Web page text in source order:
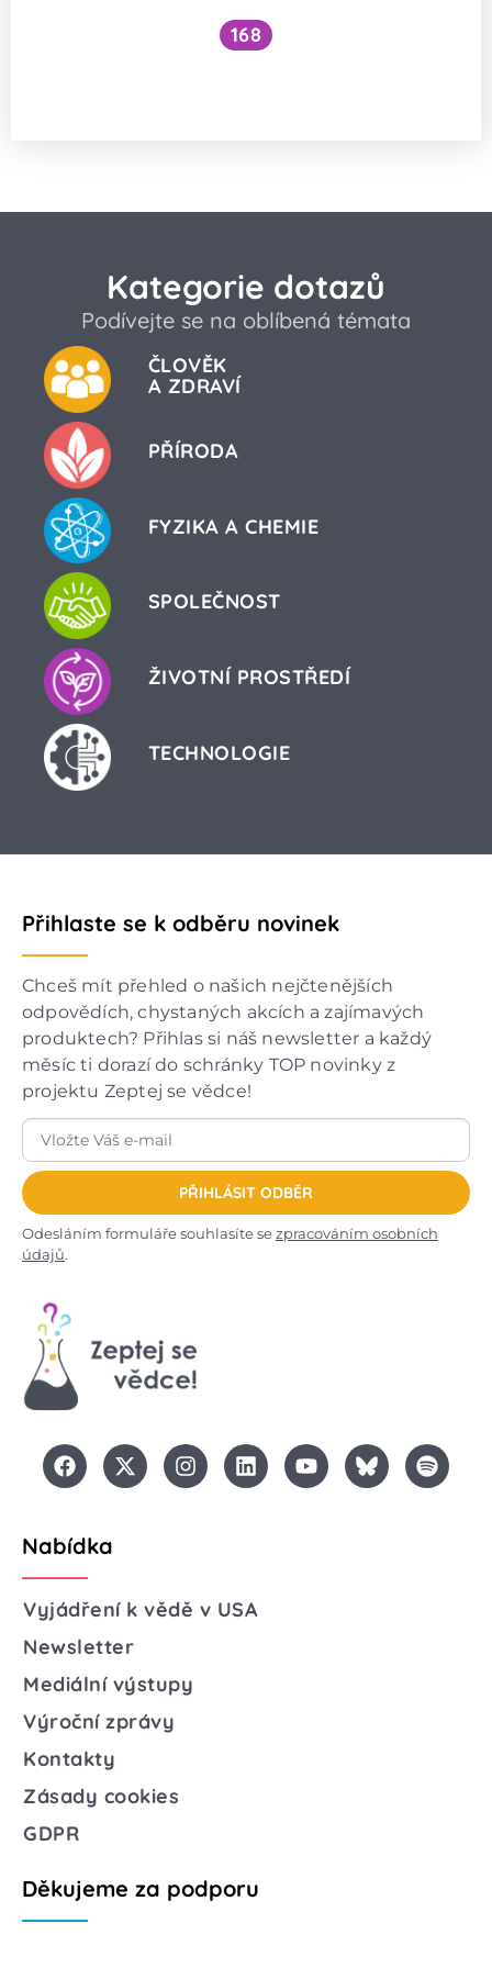
168
Kategorie dotazů
Podívejte se na oblíbená témata
ČLOVĚK
A ZDRAVÍ
PŘÍRODA
FYZIKA A CHEMIE
SPOLEČNOST
ŽIVOTNÍ PROSTŘEDÍ
TECHNOLOGIE
Přihlaste se k odběru novinek
Chceš mít přehled o našich nejčtenějších
odpovědích, chystaných akcích a zajímavých
produktech? Přihlas si náš newsletter a každý
měsíc ti dorazí do schránky TOP novinky z
projektu Zeptej se vědce!
PŘIHLÁSIT ODBĚR
Odesláním formuláře souhlasíte sezpracováním osobních
údajů.
Nabídka
Vyjádření k vědě v USA
Newsletter
Mediální výstupy
Výroční zprávy
Kontakty
Zásady cookies
GDPR
Děkujeme za podporu